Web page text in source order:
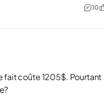
10
fait coûte 1205$. Pourtant